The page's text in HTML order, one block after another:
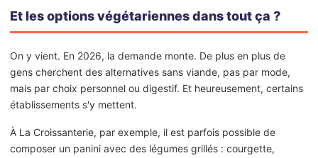
Et les options végétariennes dans tout ça ?
On y vient. En 2026, la demande monte. De plus en plus de
gens cherchent des alternatives sans viande, pas par mode,
mais par choix personnel ou digestif. Et heureusement, certains
établissements s'y mettent.
À La Croissanterie, par exemple, il est parfois possible de
composer un panini avec des légumes grillés : courgette,